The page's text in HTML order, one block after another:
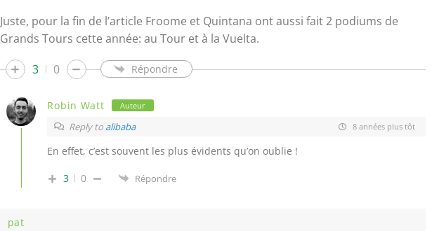
Juste, pour la fin de l’article Froome et Quintana ont aussi fait 2 podiums de
Grands Tours cette année: au Tour et à la Vuelta.
3
0 Répondre
Robin Watt Auteur
Reply to alibaba 8 années plus tôt
En effet, c’est souvent les plus évidents qu’on oublie !
3 0 Répondre
pat